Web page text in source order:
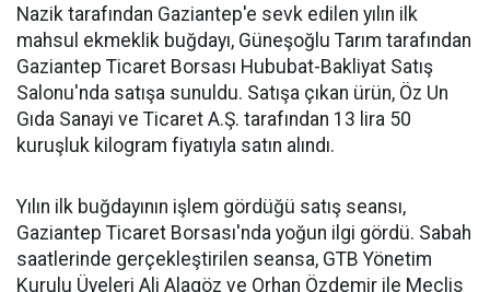
Nazik tarafından Gaziantep'e sevk edilen yılın ilk
mahsul ekmeklik buğdayı, Güneşoğlu Tarım tarafından
Gaziantep Ticaret Borsası Hububat-Bakliyat Satış
Salonu'nda satışa sunuldu. Satışa çıkan ürün, Öz Un
Gıda Sanayi ve Ticaret A.Ş. tarafından 13 lira 50
kuruşluk kilogram fiyatıyla satın alındı.
Yılın ilk buğdayının işlem gördüğü satış seansı,
Gaziantep Ticaret Borsası'nda yoğun ilgi gördü. Sabah
saatlerinde gerçekleştirilen seansa, GTB Yönetim
Kurulu Üyeleri Ali Alagöz ve Orhan Özdemir ile Meclis